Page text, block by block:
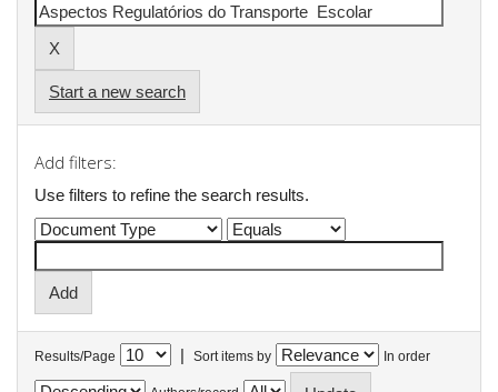
Start a new search
Add filters:
Use filters to refine the search results.
Results/Page | Sort items by In order